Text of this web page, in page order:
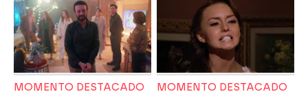
MOMENTO DESTACADO MOMENTO DESTACADO